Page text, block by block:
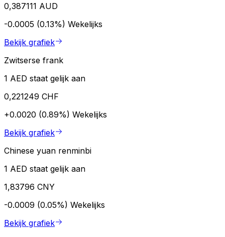
0,387111 AUD
-0.0005 (0.13%) Wekelijks
Bekijk grafiek
Zwitserse frank
1 AED staat gelijk aan
0,221249 CHF
+0.0020 (0.89%) Wekelijks
Bekijk grafiek
Chinese yuan renminbi
1 AED staat gelijk aan
1,83796 CNY
-0.0009 (0.05%) Wekelijks
Bekijk grafiek